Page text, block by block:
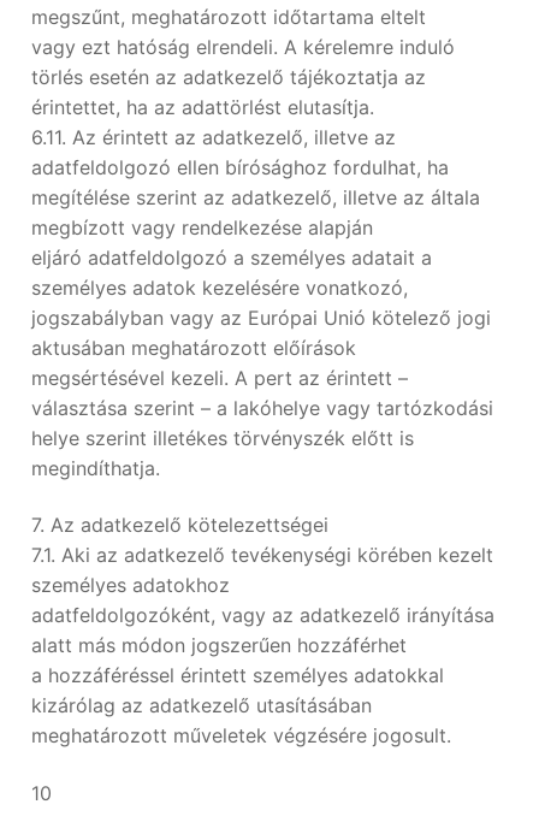
megszűnt, meghatározott időtartama eltelt
vagy ezt hatóság elrendeli. A kérelemre induló
törlés esetén az adatkezelő tájékoztatja az
érintettet, ha az adattörlést elutasítja.
6.11. Az érintett az adatkezelő, illetve az
adatfeldolgozó ellen bírósághoz fordulhat, ha
megítélése szerint az adatkezelő, illetve az általa
megbízott vagy rendelkezése alapján
eljáró adatfeldolgozó a személyes adatait a
személyes adatok kezelésére vonatkozó,
jogszabályban vagy az Európai Unió kötelező jogi
aktusában meghatározott előírások
megsértésével kezeli. A pert az érintett –
választása szerint – a lakóhelye vagy tartózkodási
helye szerint illetékes törvényszék előtt is
megindíthatja.
7. Az adatkezelő kötelezettségei
7.1. Aki az adatkezelő tevékenységi körében kezelt
személyes adatokhoz
adatfeldolgozóként, vagy az adatkezelő irányítása
alatt más módon jogszerűen hozzáférhet
a hozzáféréssel érintett személyes adatokkal
kizárólag az adatkezelő utasításában
meghatározott műveletek végzésére jogosult.
10